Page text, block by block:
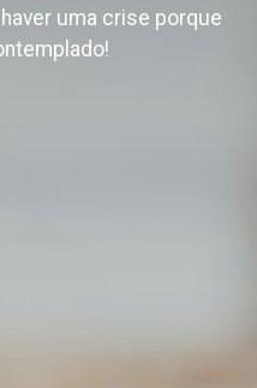
uma crise porque